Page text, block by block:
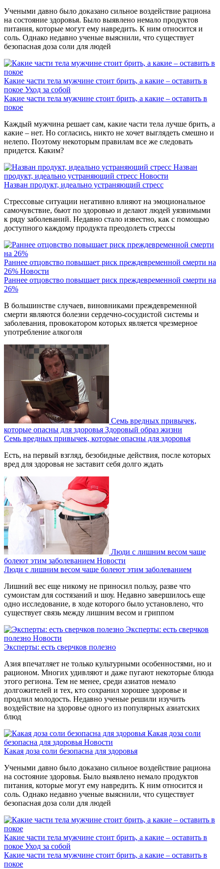
Учеными давно было доказано сильное воздействие рациона
на состояние здоровья. Было выявлено немало продуктов
питания, которые могут ему навредить. К ним относится и
соль. Однако недавно ученые выяснили, что существует
безопасная доза соли для людей
Какие части тела мужчине стоит брить, а какие – оставить в
покое Уход за собой
Какие части тела мужчине стоит брить, а какие – оставить в
покое
Каждый мужчина решает сам, какие части тела лучше брить, а
какие – нет. Но согласись, никто не хочет выглядеть смешно и
нелепо. Поэтому некоторым правилам все же следовать
придется. Каким?
Назван
продукт, идеально устраняющий стресс Новости
Назван продукт, идеально устраняющий стресс
Стрессовые ситуации негативно влияют на эмоциональное
самочувствие, бьют по здоровью и делают людей уязвимыми
к ряду заболеваний. Недавно стало известно, как с помощью
доступного каждому продукта преодолеть стрессы
Раннее отцовство повышает риск преждевременной смерти на
26% Новости
Раннее отцовство повышает риск преждевременной смерти на
26%
В большинстве случаев, виновниками преждевременной
смерти являются болезни сердечно-сосудистой системы и
заболевания, провокатором которых является чрезмерное
употребление алкоголя
Семь вредных привычек,
которые опасны для здоровья Здоровый образ жизни
Семь вредных привычек, которые опасны для здоровья
Есть, на первый взгляд, безобидные действия, после которых
вред для здоровья не заставит себя долго ждать
Люди с лишним весом чаще
болеют этим заболеванием Новости
Люди с лишним весом чаще болеют этим заболеванием
Лишний вес еще никому не приносил пользу, разве что
сумоистам для состязаний и шоу. Недавно завершилось еще
одно исследование, в ходе которого было установлено, что
существует связь между лишним весом и гриппом
Эксперты: есть сверчков
полезно Новости
Эксперты: есть сверчков полезно
Азия впечатляет не только культурными особенностями, но и
рационом. Многих удивляют и даже пугают некоторые блюда
этого региона. Тем не менее, среди азиатов немало
долгожителей и тех, кто сохранил хорошее здоровье и
продлил молодость. Недавно ученые решили изучить
воздействие на здоровье одного из популярных азиатских
блюд
Какая доза соли
безопасна для здоровья Новости
Какая доза соли безопасна для здоровья
Учеными давно было доказано сильное воздействие рациона
на состояние здоровья. Было выявлено немало продуктов
питания, которые могут ему навредить. К ним относится и
соль. Однако недавно ученые выяснили, что существует
безопасная доза соли для людей
Какие части тела мужчине стоит брить, а какие – оставить в
покое Уход за собой
Какие части тела мужчине стоит брить, а какие – оставить в
покое